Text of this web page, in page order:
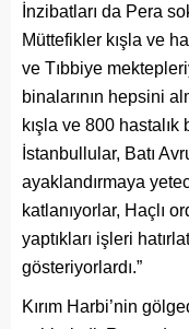
İnzibatları da Pera
Müttefikler kışla ve
ve Tıbbiye
binalarının hepsini
kışla ve 800 hastalık
İstanbullular, Batı
ayaklandırmaya
katlanıyorlar, Haçlı
yaptıkları işleri
gösteriyorlardı.”
Kırım Harbi’nin